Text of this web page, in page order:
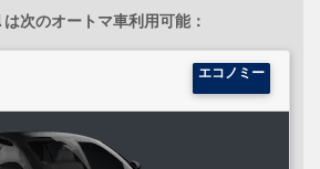
次のオートマ車利用可能：
エコノミー